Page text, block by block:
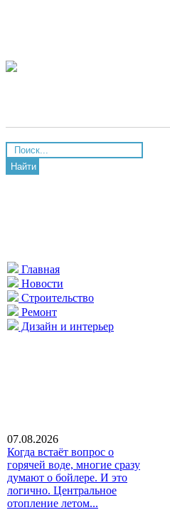
Найти
Главная
Новости
Строительство
Ремонт
Дизайн и интерьер
07.08.2026
Когда встаёт вопрос о
горячей воде, многие сразу
думают о бойлере. И это
логично. Центральное
отопление летом...